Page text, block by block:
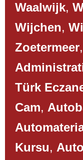
Waalwijk,
Wijchen,
Zoetermeer,
Türk
Cam,
Kursu,